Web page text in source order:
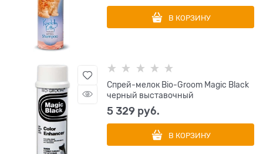
В КОРЗИНУ
Спрей-мелок Bio-Groom Magic Black
черный выставочный
5 329 руб.
В КОРЗИНУ